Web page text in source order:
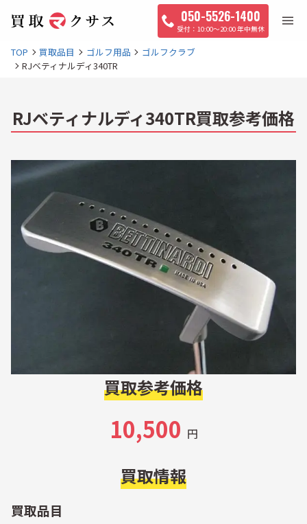
050-5526-1400
10:00〜20:00 年中無休
TOP 買取品目 ゴルフ用品
ゴルフクラブ
RJベティナルディ340TR
RJベティナルディ340TR買取参考価格
買取参考価格
10,500 円
買取情報
買取品目